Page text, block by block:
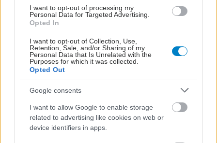
I want to opt-out of processing my
Personal Data for Targeted Advertising.
Opted In
I want to opt-out of Collection, Use,
Retention, Sale, and/or Sharing of my
Personal Data that Is Unrelated with the
Purposes for which it was collected.
Opted Out
Google consents
I want to allow Google to enable storage
related to advertising like cookies on web or
device identifiers in apps.